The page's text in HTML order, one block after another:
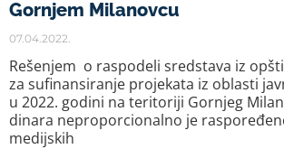
Gornjem Milanovcu
07.04.2022.
Rešenjem o raspodeli sredstava iz
za sufinansiranje projekata iz oblasti
u 2022. godini na teritoriji Gornjeg
dinara neproporcionalno je
medijskih